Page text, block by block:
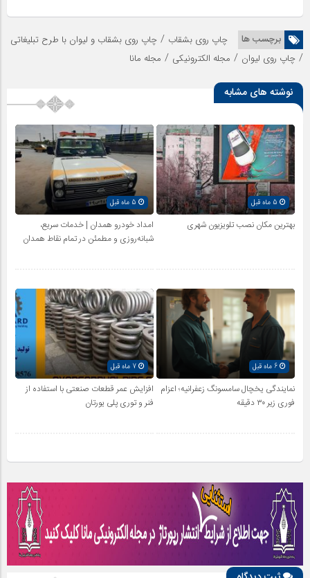
برچسب ها چاپ روی بشقاب / چاپ روی بشقاب و لیوان با طرح تبلیغاتی
/ چاپ روی لیوان / مجله الکترونیکی / مجله مانا
نوشته های مشابه
بهترین مکان نصب تلویزیون شهری
امداد خودرو همدان | خدمات سریع،
شبانه‌روزی و مطمئن در تمام نقاط همدان
6 ماه قبل
نمایندگی یخچال سامسونگ زعفرانیه؛ اعزام
فوری زیر ۳۰ دقیقه
افزایش عمر قطعات صنعتی با استفاده از
فنر و توری پلی یورتان